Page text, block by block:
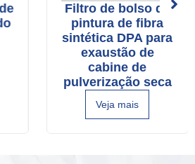
Filtro de bolso de
pintura de fibra
sintética DPA para
exaustão de
cabine de
pulverização seca
Veja mais